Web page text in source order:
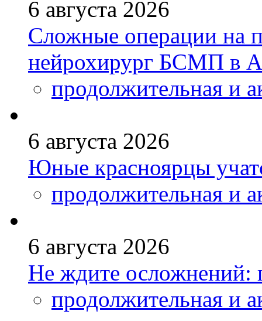
6 августа 2026
Сложные операции на
нейрохирург БСМП в
продолжительная и
6 августа 2026
Юные красноярцы
продолжительная и
6 августа 2026
Не ждите осложнений:
продолжительная и